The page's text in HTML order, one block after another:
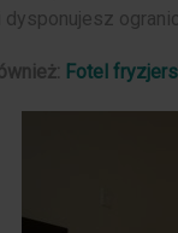
dysponujesz
Fotel